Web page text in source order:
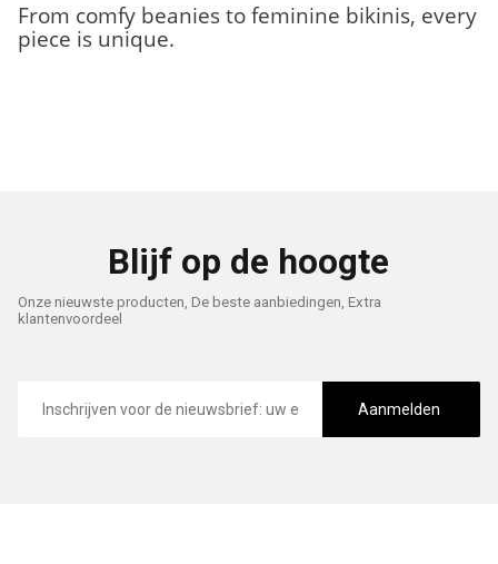
From comfy beanies to feminine bikinis, every
piece is unique.
Blijf op de hoogte
Onze nieuwste producten, De beste aanbiedingen, Extra
klantenvoordeel
mailadres
Aanmelden